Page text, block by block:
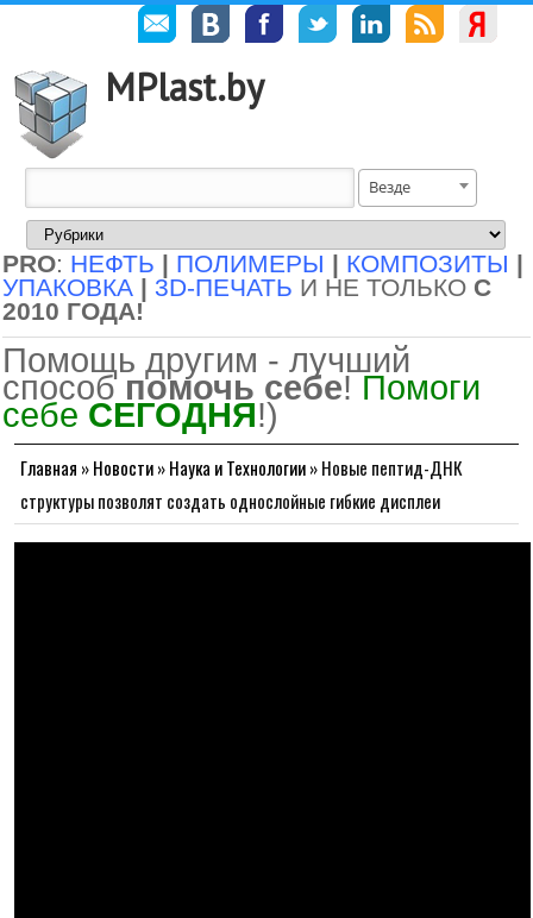
MPlast.by
Везде
PRO: НЕФТЬ | ПОЛИМЕРЫ | КОМПОЗИТЫ |
УПАКОВКА | 3D-ПЕЧАТЬ И НЕ ТОЛЬКО С
2010 ГОДА!
Помощь другим - лучший
способ помочь себе! Помоги
себе СЕГОДНЯ!)
Главная »Новости»Наука и Технологии»Новые пептид-ДНК
структуры позволят создать однослойные гибкие дисплеи